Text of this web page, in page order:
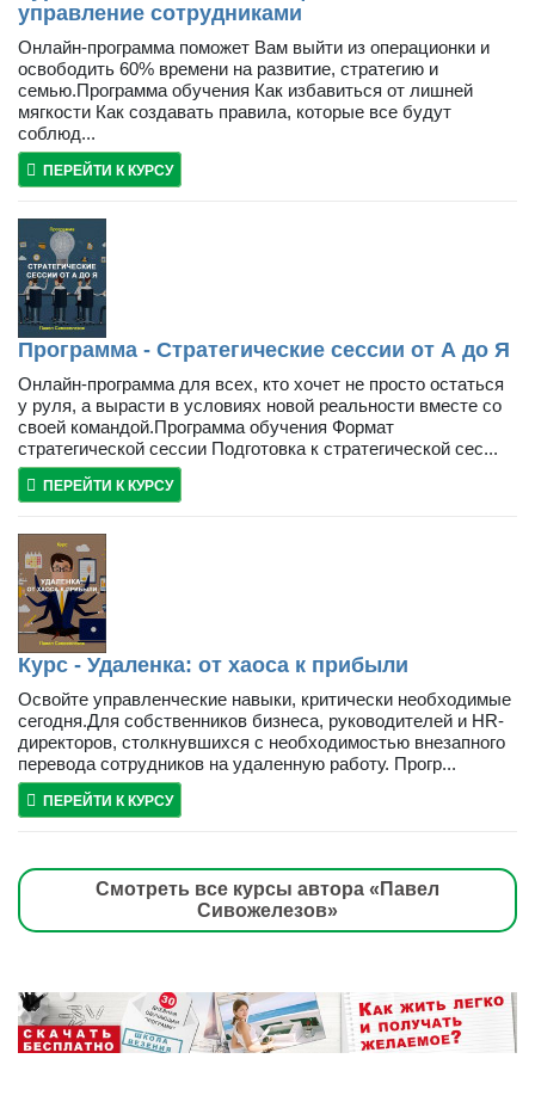
управление сотрудниками
Онлайн-программа поможет Вам выйти из операционки и
освободить 60% времени на развитие, стратегию и
семью.Программа обучения Как избавиться от лишней
мягкости Как создавать правила, которые все будут
соблюд...
ПЕРЕЙТИ К КУРСУ
Программа - Стратегические сессии от А до Я
Онлайн-программа для всех, кто хочет не просто остаться
у руля, а вырасти в условиях новой реальности вместе со
своей командой.Программа обучения Формат
стратегической сессии Подготовка к стратегической сес...
ПЕРЕЙТИ К КУРСУ
Курс - Удаленка: от хаоса к прибыли
Освойте управленческие навыки, критически необходимые
сегодня.Для собственников бизнеса, руководителей и HR-
директоров, столкнувшихся с необходимостью внезапного
перевода сотрудников на удаленную работу. Прогр...
ПЕРЕЙТИ К КУРСУ
Смотреть все курсы автора «Павел
Сивожелезов»